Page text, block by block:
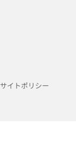
サイトポリシー